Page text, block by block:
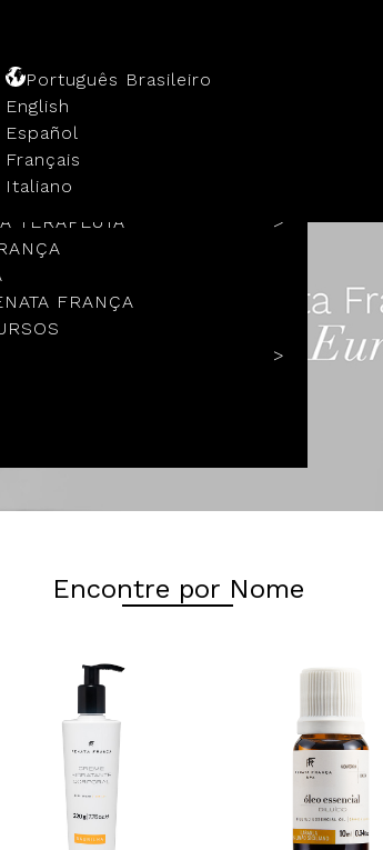
TERAPEUTA
FRANÇA
Português Brasileiro
English
Español
Français
Italiano
Encontre por Nome